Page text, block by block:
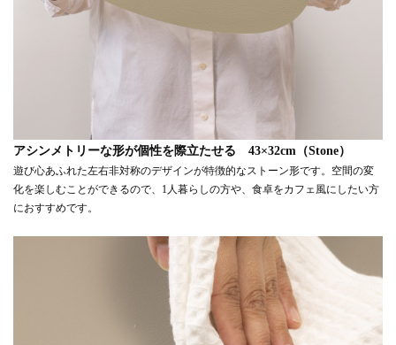
アシンメトリーな形が個性を際立たせる 43×32cm（Stone）
遊び心あふれた左右非対称のデザインが特徴的なストーン形です。空間の変
化を楽しむことができるので、1人暮らしの方や、食卓をカフェ風にしたい方
におすすめです。